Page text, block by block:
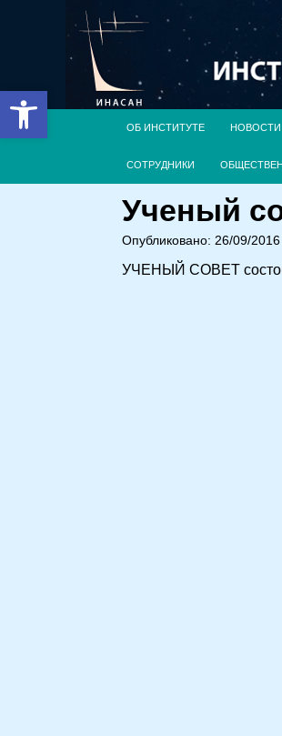
Открыть панель инструментов
ОБ ИНСТИТУТЕ НОВОСТИ
СОТРУДНИКИ
Ученый
Опубликовано: 26/09/2016
УЧЕНЫЙ СОВЕТ